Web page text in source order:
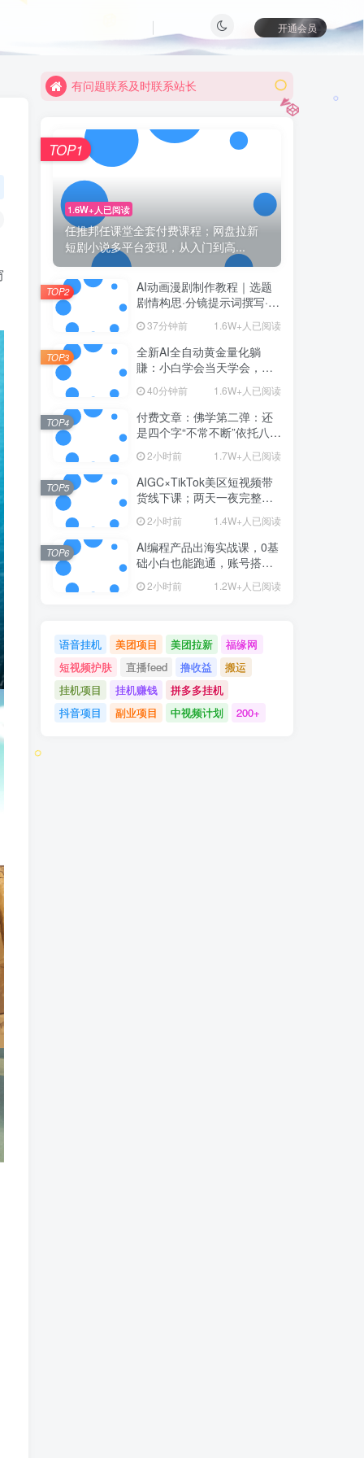
开通会员
有问题联系及时联系站长
1.6W+人已阅读
任推邦任课堂全套付费课程；网盘拉新
短剧小说多平台变现，从入门到高...
TOP1
AI动画漫剧制作教程｜选题
剧情构思·分镜提示词撰写·AI
实操完成完整漫剧成片
37分钟前 1.6W+人已阅读
TOP2
全新AI全自动黄金量化躺
賺：小白学会当天学会，月
入2W！【揭秘】
40分钟前 1.6W+人已阅读
TOP3
付费文章：佛学第二弹：还
是四个字“不常不断”依托八不
偈解读无我因果连续之理
2小时前 1.7W+人已阅读
TOP4
AIGC×TikTok美区短视频带
货线下课；两天一夜完整回
放，12小时高清视频收录头
部操盘手全流程教学
2小时前 1.4W+人已阅读
TOP5
AI编程产品出海实战课，0基
础小白也能跑通，账号搭
建・多Agent开发・市场调研
全流程，月入千刀跨境变现
2小时前 1.2W+人已阅读
TOP6
语音挂机 美团项目 美团拉新
福缘网
短视频护肤
直播feed 撸收益
搬运
挂机项目
挂机赚钱
拼多多挂机
抖音项目
副业项目 中视频计划 200+